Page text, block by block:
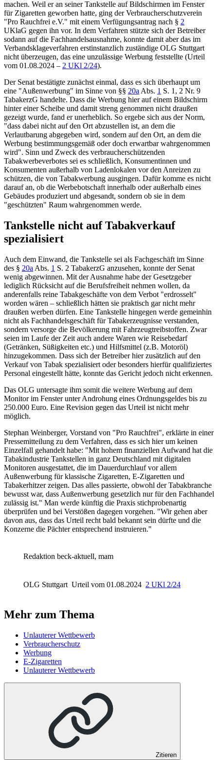
machen. Weil er an seiner Tankstelle auf Bildschirmen im Fenster
für Zigaretten geworben hatte, ging der Verbraucherschutzverein
"Pro Rauchfrei e.V." mit einem Verfügungsantrag nach § 2
UKlaG gegen ihn vor. In dem Verfahren stützte sich der Betreiber
sodann auf die Fachhandelsausnahme, konnte damit aber das im
Verbandsklageverfahren erstinstanzlich zuständige OLG Stuttgart
nicht überzeugen, das eine unzulässige Werbung feststellte (Urteil
vom 01.08.2024 – 2 UKl 2/24).
Der Senat bestätigte zunächst einmal, dass es sich überhaupt um
eine "Außenwerbung" im Sinne von §§ 20a Abs. 1 S. 1, 2 Nr. 9
TabakerzG handelte. Dass die Werbung hier auf einem Bildschirm
hinter einer Scheibe und damit streng genommen nicht draußen
gezeigt wurde, fand er unerheblich. So ergebe sich aus der Norm,
"dass dabei nicht auf den Ort abzustellen ist, an dem die
Verlautbarung abgegeben wird, sondern auf den Ort, an dem die
Werbung bestimmungsgemäß oder doch erwartbar wahrgenommen
wird". Sinn und Zweck des verbraucherschützenden
Tabakwerbeverbotes sei es schließlich, Konsumentinnen und
Konsumenten außerhalb von Ladenlokalen vor den Anreizen zu
schützen, die von Tabakwerbung ausgingen. Dafür komme es nicht
darauf an, ob die Werbebotschaft innerhalb oder außerhalb eines
Gebäudes produziert und abgesandt, sondern ob sie in dem
"geschützten" Raum wahrgenommen werde.
Tankstelle nicht auf Tabakverkauf
spezialisiert
Auch dem Einwand, die Tankstelle sei als Fachgeschäft im Sinne
des § 20a Abs. 1 S. 2 TabakerzG anzusehen, konnte der Senat
wenig abgewinnen. Mit der Ausnahme habe der Gesetzgeber
lediglich Rücksicht auf die Berufsfreiheit nehmen wollen, da
anderenfalls reine Tabakgeschäfte von dem Verbot "erdrosselt"
worden wären – schließlich hätten sie praktisch gar nicht mehr
draußen werben dürfen. Eine Tankstelle hingegen werde gemeinhin
nicht als Fachhandelsgeschäft für Tabakerzeugnisse verstanden,
sondern versorge die Bevölkerung mit Fahrzeugtreibstoffen. Zwar
seien im Laufe der Zeit auch andere Waren wie Reisebedarf
(Getränken, Süßigkeiten etc.) und Hilfsmittel (z.B. Motoröl)
hinzugekommen. Dass sich der Betreiber hier zusätzlich auf den
Verkauf von Tabak spezialisiert oder besonders hierfür qualifiziertes
Personal eingestellt hätte, konnte das Gericht jedoch nicht erkennen.
Das OLG untersagte ihm somit die weitere Werbung auf dem
Monitor im Fenster unter Androhung eines Ordnungsgeldes bis zu
250.000 Euro. Eine Revision gegen das Urteil ist nicht mehr
möglich.
Stephan Weinberger, Vorstand von "Pro Rauchfrei", erklärte in einer
Pressemitteilung zu dem Verfahren, dass es sich hier um keinen
Einzelfall gehandelt habe: "Mit hohem finanziellen Aufwand hat die
Tabakindustrie Tankstellen in ganz Deutschland mit digitalen
Monitoren ausgestattet, die im Dauerdurchlauf vor allem
Außenwerbung für klassische Zigaretten, E-Zigaretten und
Tabakerhitzer zeigen. Das alles passierte, obwohl der Tabakbranche
bewusst war, dass Außenwerbung gesetzlich nur für den Fachhandel
zulässig ist." Man werde künftig die Praxis stichprobenartig
überprüfen und bei Verstößen dagegen vorgehen. "Wir gehen aber
davon aus, dass das Urteil recht bald bekannt sein dürfte und die
Konzerne die Pächter entsprechend instruieren."
Redaktion beck-aktuell, mam
OLG Stuttgart Urteil vom 01.08.2024 2 UKl 2/24
Mehr zum Thema
Unlauterer Wettbewerb
Verbraucherschutz
Werbung
E-Zigaretten
Unlauterer Wettbewerb
Zitieren